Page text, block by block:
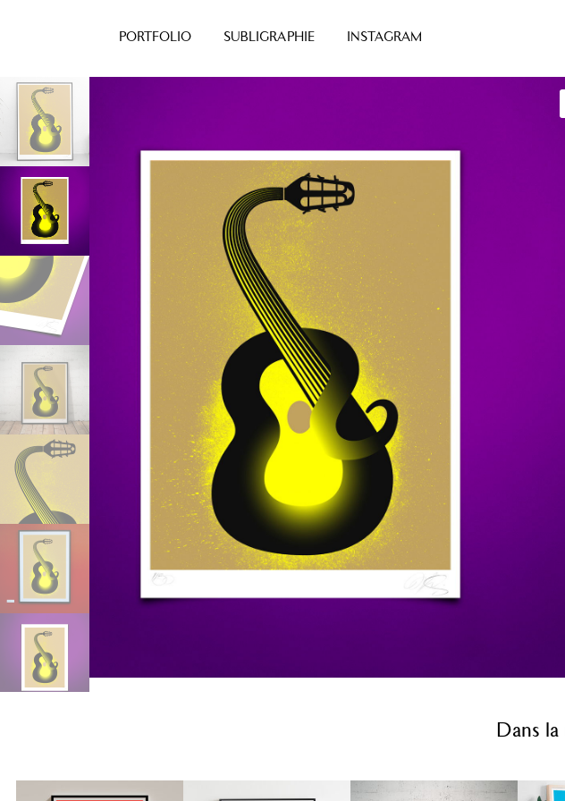
Aller au
contenu
PORTFOLIO SUBLIGRAPHIE INSTAGRAM
Dans